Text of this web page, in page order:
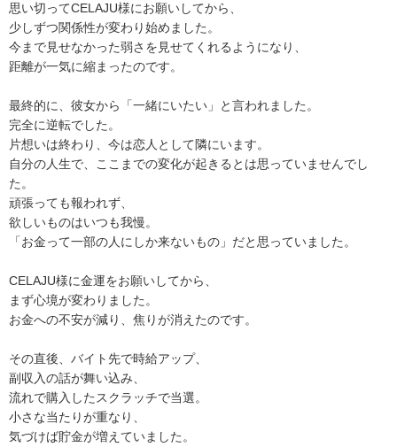
思い切ってCELAJU様にお願いしてから、
少しずつ関係性が変わり始めました。
今まで見せなかった弱さを見せてくれるようになり、
距離が一気に縮まったのです。
最終的に、彼女から「一緒にいたい」と言われました。
完全に逆転でした。
片想いは終わり、今は恋人として隣にいます。
自分の人生で、ここまでの変化が起きるとは思っていませんでし
た。
頑張っても報われず、
欲しいものはいつも我慢。
「お金って一部の人にしか来ないもの」だと思っていました。
CELAJU様に金運をお願いしてから、
まず心境が変わりました。
お金への不安が減り、焦りが消えたのです。
その直後、バイト先で時給アップ、
副収入の話が舞い込み、
流れで購入したスクラッチで当選。
小さな当たりが重なり、
気づけば貯金が増えていました。